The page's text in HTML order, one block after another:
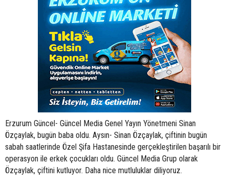
Erzurum Güncel- Güncel Media Genel Yayın Yönetmeni Sinan
Özçaylak, bugün baba oldu. Aysın- Sinan Özçaylak, çiftinin bugün
sabah saatlerinde Özel Şifa Hastanesinde gerçekleştirilen başarılı bir
operasyon ile erkek çocukları oldu. Güncel Media Grup olarak
Özçaylak, çiftini kutluyor. Daha nice mutluluklar diliyoruz.